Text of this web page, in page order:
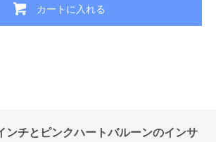
カートに入れる
ンチとピンクハートバルーンのインサ